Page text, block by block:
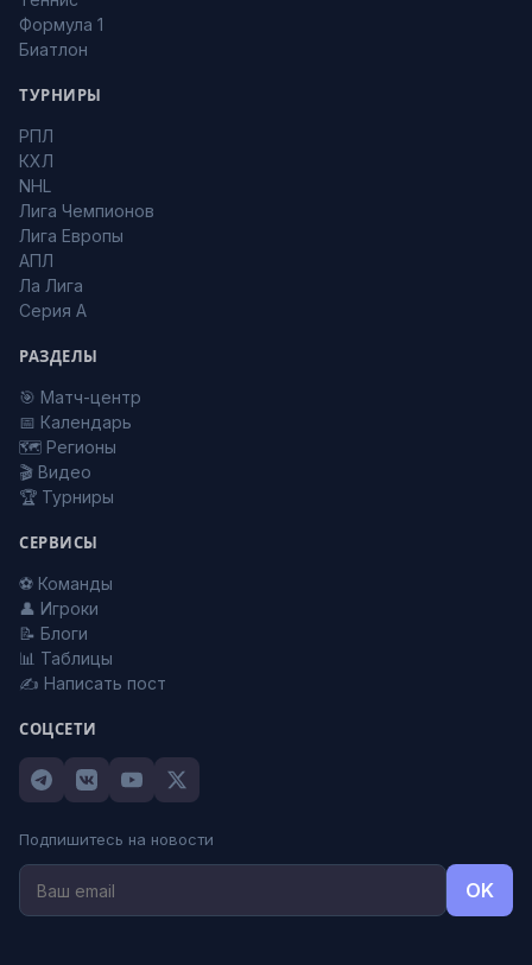
Формула 1
Биатлон
ТУРНИРЫ
РПЛ
КХЛ
NHL
Лига Чемпионов
Лига Европы
АПЛ
Ла Лига
Серия А
РАЗДЕЛЫ
🎯 Матч-центр
📅 Календарь
🗺️ Регионы
🎬 Видео
🏆 Турниры
СЕРВИСЫ
⚽ Команды
👤 Игроки
📝 Блоги
📊 Таблицы
✍️ Написать пост
СОЦСЕТИ
Подпишитесь на новости
OK